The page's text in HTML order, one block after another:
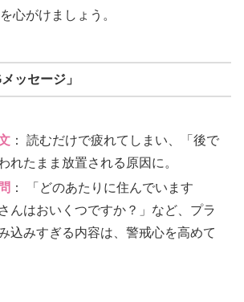
心がけましょう。
ッセージ」
： 読むだけで疲れてしまい、「後で
れたまま放置される原因に。
： 「どのあたりに住んでいます
んはおいくつですか？」など、プラ
込みすぎる内容は、警戒心を高めて